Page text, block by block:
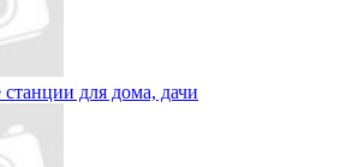
для дома, дачи